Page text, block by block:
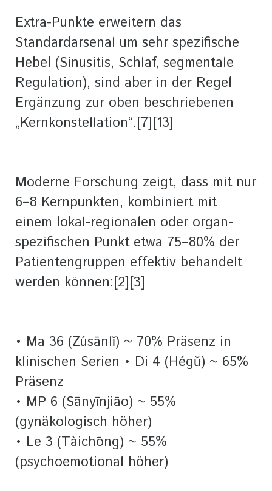
Extra-Punkte erweitern das
Standardarsenal um sehr spezifische
Hebel (Sinusitis, Schlaf, segmentale
Regulation), sind aber in der Regel
Ergänzung zur oben beschriebenen
„Kernkonstellation“.[7][13]
Moderne Forschung zeigt, dass mit nur
6–8 Kernpunkten, kombiniert mit
einem lokal-regionalen oder organ-
spezifischen Punkt etwa 75–80% der
Patientengruppen effektiv behandelt
werden können:[2][3]
• Ma 36 (Zúsānlǐ) ~ 70% Präsenz in
klinischen Serien • Di 4 (Hégǔ) ~ 65%
Präsenz
• MP 6 (Sānyīnjiāo) ~ 55%
(gynäkologisch höher)
• Le 3 (Tàichōng) ~ 55%
(psychoemotional höher)